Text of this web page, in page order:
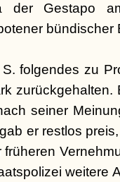
der Gestapo
bündischer
folgendes zu
seiner
er restlos
weitere